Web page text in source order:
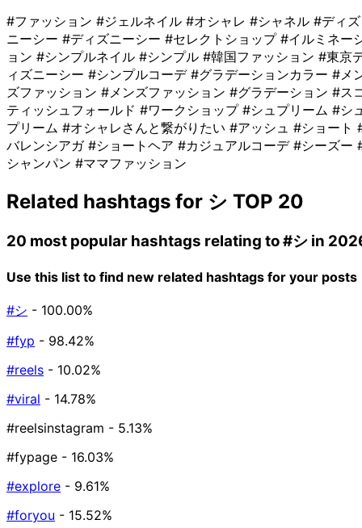
#ファッション #ジェルネイル #オシャレ #シャネル #ディズ
ニーシー #ディズニーシー #セレクトショップ #イルミネー
ョン #シンプルネイル #シンプル #韓国ファッション #東京
ィズニーシー #シンプルコーデ #グラデーションカラー #メ
ズファッション #メンズファッション #グラデーション #ス
ティッシュフォールド #ワークショップ #シュプリーム #シ
プリーム #オシャレさんと繋がりたい #アッシュ #ショート
バレンシアガ #ショートヘア #カジュアルコーデ #シーズー
シャンパン #ママファッション
Related hashtags for シ TOP 20
20 most popular hashtags relating to#シ in
Use this list to find new related hashtags for your posts
#シ - 100.00%
#fyp - 98.42%
#reels - 10.02%
#viral - 14.78%
#reelsinstagram - 5.13%
#fypage - 16.03%
#explore - 9.61%
#foryou - 15.52%